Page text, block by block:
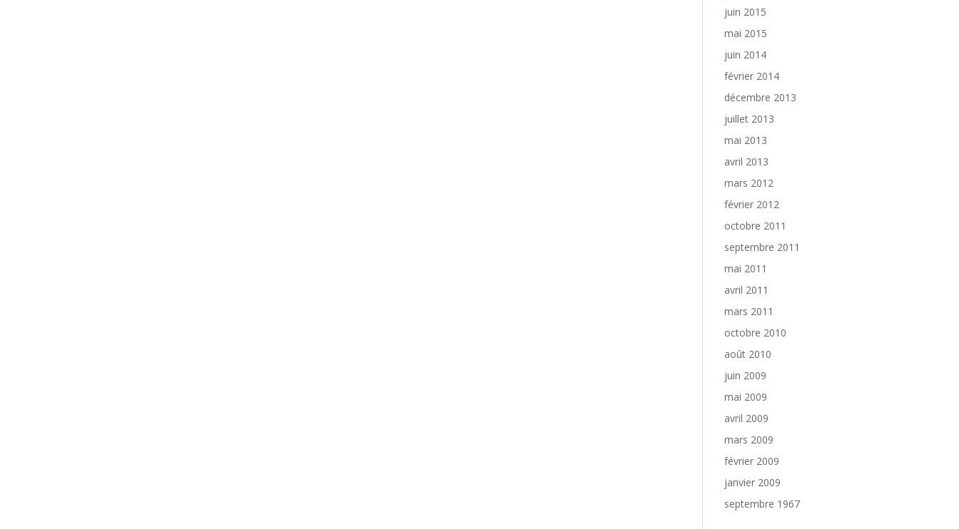
juin 2015
mai 2015
juin 2014
février 2014
décembre 2013
juillet 2013
mai 2013
avril 2013
mars 2012
février 2012
octobre 2011
septembre 2011
mai 2011
avril 2011
mars 2011
octobre 2010
août 2010
juin 2009
mai 2009
avril 2009
mars 2009
février 2009
janvier 2009
septembre 1967